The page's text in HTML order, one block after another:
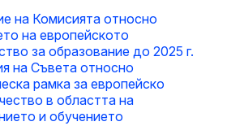
на Комисията относно
на европейското
за образование до 2025 г.
на Съвета относно
рамка за европейско
в областта на
и обучението